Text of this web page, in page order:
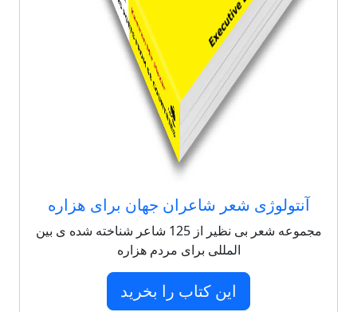
آنتولوژی شعر شاعران جهان برای هزاره
مجموعه شعر بی نظیر از 125 شاعر شناخته شده ی بین
المللی برای مردم هزاره
این کتاب را بخرید